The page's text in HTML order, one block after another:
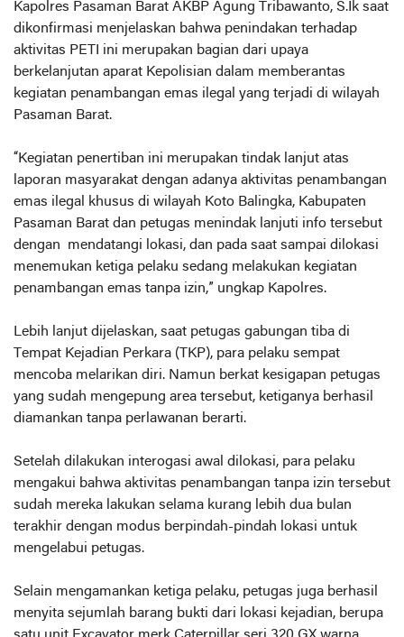
Kapolres Pasaman Barat AKBP Agung Tribawanto, S.Ik saat
dikonfirmasi menjelaskan bahwa penindakan terhadap
aktivitas PETI ini merupakan bagian dari upaya
berkelanjutan aparat Kepolisian dalam memberantas
kegiatan penambangan emas ilegal yang terjadi di wilayah
Pasaman Barat.
“Kegiatan penertiban ini merupakan tindak lanjut atas
laporan masyarakat dengan adanya aktivitas penambangan
emas ilegal khusus di wilayah Koto Balingka, Kabupaten
Pasaman Barat dan petugas menindak lanjuti info tersebut
dengan mendatangi lokasi, dan pada saat sampai dilokasi
menemukan ketiga pelaku sedang melakukan kegiatan
penambangan emas tanpa izin,” ungkap Kapolres.
Lebih lanjut dijelaskan, saat petugas gabungan tiba di
Tempat Kejadian Perkara (TKP), para pelaku sempat
mencoba melarikan diri. Namun berkat kesigapan petugas
yang sudah mengepung area tersebut, ketiganya berhasil
diamankan tanpa perlawanan berarti.
Setelah dilakukan interogasi awal dilokasi, para pelaku
mengakui bahwa aktivitas penambangan tanpa izin tersebut
sudah mereka lakukan selama kurang lebih dua bulan
terakhir dengan modus berpindah-pindah lokasi untuk
mengelabui petugas.
Selain mengamankan ketiga pelaku, petugas juga berhasil
menyita sejumlah barang bukti dari lokasi kejadian, berupa